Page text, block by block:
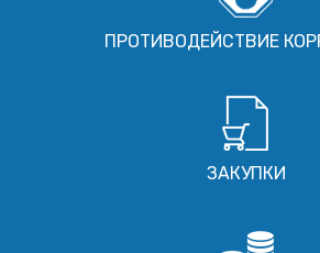
ПРОТИВОДЕЙСТВИЕ
ЗАКУПКИ